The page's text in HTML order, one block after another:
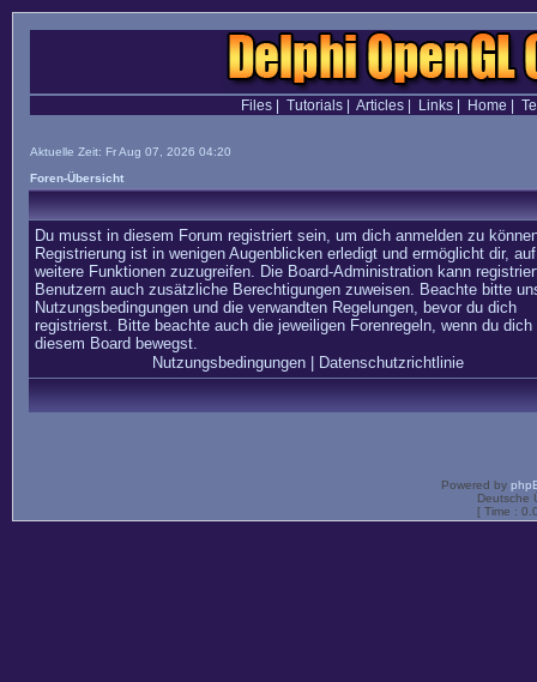
Files| Tutorials| Articles| Links| Home
Aktuelle Zeit: Fr Aug 07, 2026 04:20
Foren-Übersicht
Du musst in diesem Forum registriert sein, um dich anmelden zu
Registrierung ist in wenigen Augenblicken erledigt und ermöglicht dir, auf
weitere Funktionen zuzugreifen. Die Board-Administration kann
Benutzern auch zusätzliche Berechtigungen zuweisen. Beachte bitte
Nutzungsbedingungen und die verwandten Regelungen, bevor du dich
registrierst. Bitte beachte auch die jeweiligen Forenregeln, wenn du dich
diesem Board bewegst.
Nutzungsbedingungen| Datenschutzrichtlinie
Powered by
Deutsche
[ Time :